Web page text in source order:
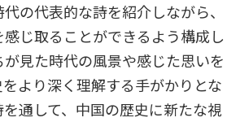
の代表的な詩を紹介しながら、
じ取ることができるよう構成し
見た時代の風景や感じた思いを
より深く理解する手がかりとな
通して、中国の歴史に新たな視